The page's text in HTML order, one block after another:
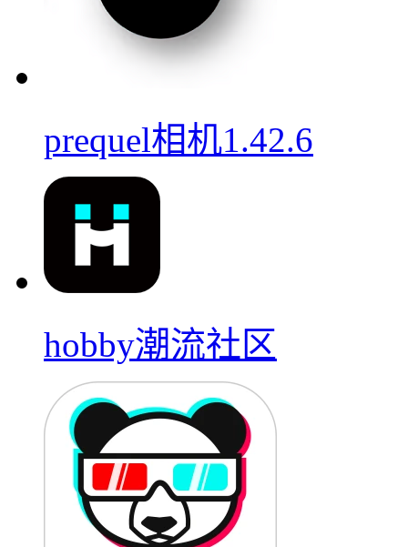
prequel相机1.42.6
hobby潮流社区